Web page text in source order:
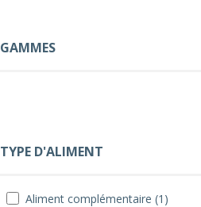
GAMMES
TYPE D'ALIMENT
Aliment complémentaire (1)